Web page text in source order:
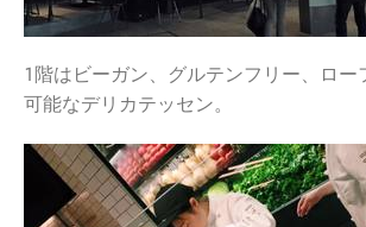
１階はビーガン、グルテンフリー、ロ
可能なデリカテッセン。